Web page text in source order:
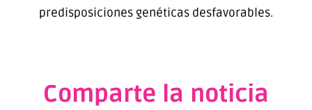
predisposiciones genéticas desfavorables.
Comparte la noticia